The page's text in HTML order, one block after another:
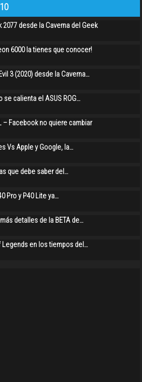
2077 desde la Caverna del Geek
6000 la tienes que conocer!
3 (2020) desde la Caverna…
se calienta el ASUS ROG…
– Facebook no quiere cambiar
Vs Apple y Google, la…
que debe saber del…
Pro y P40 Lite ya…
detalles de la BETA de…
Legends en los tiempos del…